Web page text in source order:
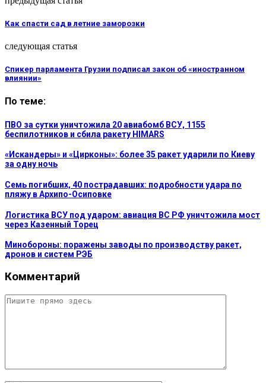
Как спасти сад в летние заморозки
следующая статья
Спикер парламента Грузии подписал закон об «иностранном
влиянии»
По теме:
ПВО за сутки уничтожила 20 авиабомб ВСУ, 1155
беспилотников и сбила ракету HIMARS
«Искандеры» и «Цирконы»: более 35 ракет ударили по Киеву
за одну ночь
Семь погибших, 40 пострадавших: подробности удара по
пляжу в Архипо-Осиповке
Логистика ВСУ под ударом: авиация ВС РФ уничтожила мост
через Казенный Торец
Минобороны: поражены заводы по производству ракет,
дронов и систем РЭБ
Комментарий